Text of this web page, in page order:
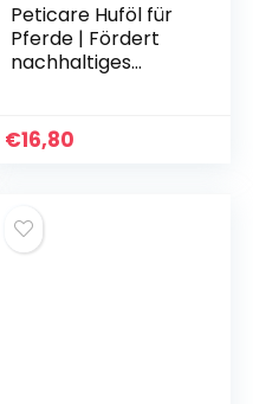
Peticare Huföl für
Pferde | Fördert
nachhaltiges
Gegen Sprödigkeit,
mit hohem Gehalt
System für
Langzeitwirkung –
€16,80